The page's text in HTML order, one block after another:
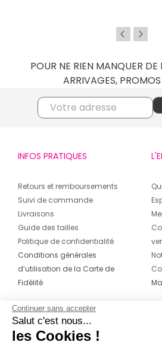
POUR NE RIEN MANQUER
ARRIVAGES,
INFOS PRATIQUES
Retours et remboursements
Suivi de commande
Livraisons
Guide des tailles
Politique de confidentialité
Conditions générales
d’utilisation de la Carte de
Fidélité
CONTACT
04 42 20 78 42
Continuer sans accepter
Salut c'est nous...
les Cookies !